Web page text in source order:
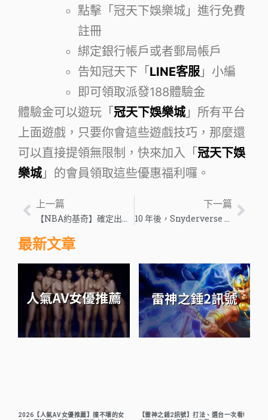
點擊「冠天下娛樂城」進行免費
註冊
綁定銀行帳戶或者郵局帳戶
告知冠天下「 LINE客服 」小編
即可領取派發188體驗金
體驗金可以遊玩「 冠天下娛樂城」所有平台
上面遊戲，只要你會這些遊戲技巧，那麼還
可以直接提領無限制，快來加入「 冠天下娛
樂城」的會員領取這些優惠福利囉。
上一篇 下一篇
最新文章
2026【人氣AV女優推薦】撞不壞的女
【雷神之錘2訊號】打法、選台一次看!